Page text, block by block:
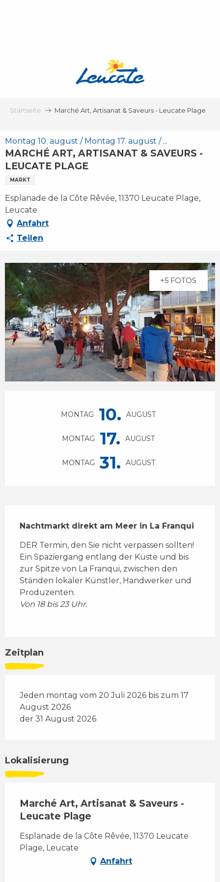
Startseite Marché Art, Artisanat & Saveurs - Leucate Plage
Montag 10. august / Montag 17. august / ...
MARCHÉ ART, ARTISANAT & SAVEURS -
LEUCATE PLAGE
MARKT
Esplanade de la Côte Rêvée, 11370 Leucate Plage,
Leucate
Anfahrt
Teilen
+5 FOTOS
MONTAG 10. AUGUST
MONTAG 17. AUGUST
MONTAG 31. AUGUST
Nachtmarkt direkt am Meer in La Franqui
DER Termin, den Sie nicht verpassen sollten!
Ein Spaziergang entlang der Küste und bis
zur Spitze von La Franqui, zwischen den
Ständen lokaler Künstler, Handwerker und
Produzenten.
Von 18 bis 23 Uhr.
Zeitplan
Jeden montag vom 20 Juli 2026 bis zum 17
August 2026
der 31 August 2026
Lokalisierung
Marché Art, Artisanat & Saveurs -
Leucate Plage
Esplanade de la Côte Rêvée, 11370 Leucate
Plage, Leucate
Anfahrt